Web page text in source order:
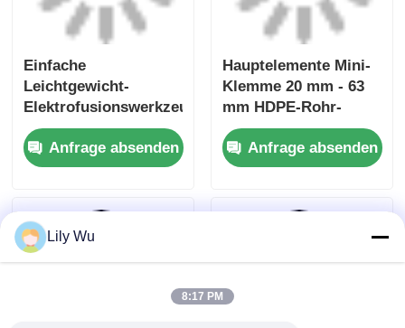
Rotationsschraubwerkzeuge
20 mm - 63 mm
Multiscrape Kit
Anfrage absenden
Drehschraubwerkzeug
Elektrofusionswerkzeug
Edelstahl Aluminium
Anfrage absenden
Startseite Über uns Kontakt
Desktop Site
QualitätSchweißmaschine zur
Schmelzschweißmaschine
Lily Wu
8:17 PM